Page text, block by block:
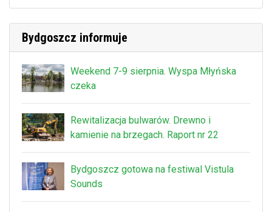
Bydgoszcz informuje
Weekend 7-9 sierpnia. Wyspa Młyńska
czeka
Rewitalizacja bulwarów. Drewno i
kamienie na brzegach. Raport nr 22
Bydgoszcz gotowa na festiwal Vistula
Sounds